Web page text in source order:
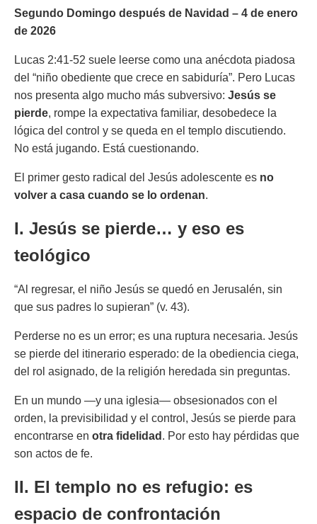
Segundo Domingo después de Navidad – 4 de enero
de 2026
Lucas 2:41-52 suele leerse como una anécdota piadosa
del “niño obediente que crece en sabiduría”. Pero Lucas
nos presenta algo mucho más subversivo: Jesús se
pierde, rompe la expectativa familiar, desobedece la
lógica del control y se queda en el templo discutiendo.
No está jugando. Está cuestionando.
El primer gesto radical del Jesús adolescente es no
volver a casa cuando se lo ordenan.
I. Jesús se pierde… y eso es
teológico
“Al regresar, el niño Jesús se quedó en Jerusalén, sin
que sus padres lo supieran” (v. 43).
Perderse no es un error; es una ruptura necesaria. Jesús
se pierde del itinerario esperado: de la obediencia ciega,
del rol asignado, de la religión heredada sin preguntas.
En un mundo —y una iglesia— obsesionados con el
orden, la previsibilidad y el control, Jesús se pierde para
encontrarse en otra fidelidad . Por esto hay pérdidas que
son actos de fe.
II. El templo no es refugio: es
espacio de confrontación